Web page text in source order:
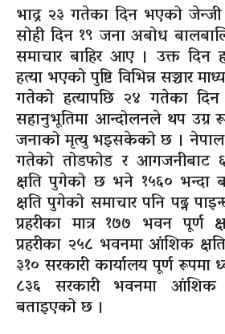
भाद्र २३ गतेका दिन भएको
सोही दिन १९ जना अबोध
समाचार बाहिर आए । उक्त दिन
हत्या भएको पुष्टि विभिन्न सञ्चार
गतेको हत्यापछि २४ गतेका
सहानुभूतिमा आन्दोलनले थप उग्र
जनाको मृत्यु भइसकेको छ । नेपाल
गतेको तोडफोड र आगजनीबाट
क्षति पुगेको छ भने १५६०
क्षति पुगेको समाचार पनि पढ्न
प्रहरीका मात्र १७७ भवन
प्रहरीका २५८ भवनमा आंशिक
३१० सरकारी कार्यालय पूर्ण
८३६ सरकारी भवनमा आंशिक
बताइएको छ ।